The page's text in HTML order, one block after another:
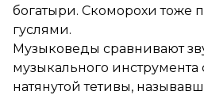
богатыри. Скоморохи тоже
гуслями.
Музыковеды сравнивают
музыкального инструмента
натянутой тетивы,